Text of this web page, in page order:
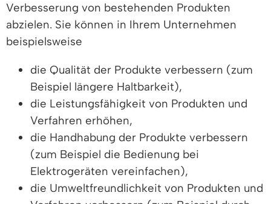
Verbesserung von bestehenden Produkten
abzielen. Sie können in Ihrem Unternehmen
beispielsweise
die Qualität der Produkte verbessern (zum
Beispiel längere Haltbarkeit),
die Leistungsfähigkeit von Produkten und
Verfahren erhöhen,
die Handhabung der Produkte verbessern
(zum Beispiel die Bedienung bei
Elektrogeräten vereinfachen),
die Umweltfreundlichkeit von Produkten und